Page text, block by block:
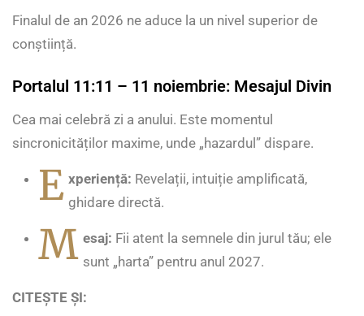
Finalul de an 2026 ne aduce la un nivel superior de
conștiință.
Portalul 11:11 – 11 noiembrie: Mesajul Divin
Cea mai celebră zi a anului. Este momentul
sincronicităților maxime, unde „hazardul” dispare.
E xperiență: Revelații, intuiție amplificată,
ghidare directă.
M esaj: Fii atent la semnele din jurul tău; ele
sunt „harta” pentru anul 2027.
CITEȘTE ȘI: